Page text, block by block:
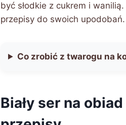
być słodkie z cukrem i
przepisy do swoich
Co zrobić z twarogu na
Biały ser na